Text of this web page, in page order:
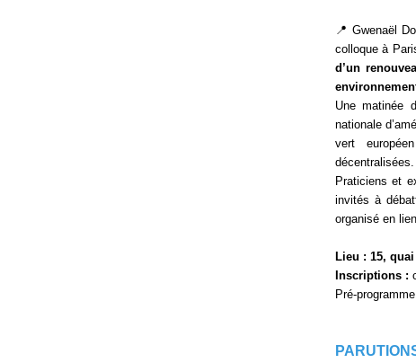
📍 Gwenaël
colloque à
d’un
Une matinée
nationale
vert
décentralisées.
Praticiens et
invités à
organisé en
Lieu : 15,
Inscriptions :
Pré-